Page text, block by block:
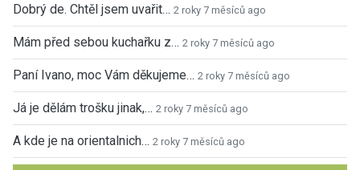
Dobrý de. Chtěl jsem uvařit… 2 roky 7 měsíců ago
Mám před sebou kuchařku z… 2 roky 7 měsíců ago
Paní Ivano, moc Vám děkujeme… 2 roky 7 měsíců ago
Já je dělám trošku jinak,… 2 roky 7 měsíců ago
A kde je na orientalnich… 2 roky 7 měsíců ago